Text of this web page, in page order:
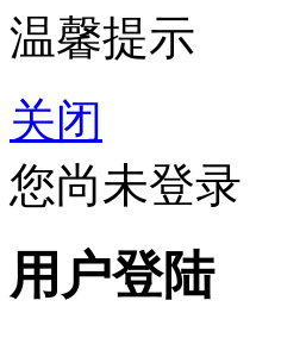
温馨提示
关闭
您尚未登录
用户登陆